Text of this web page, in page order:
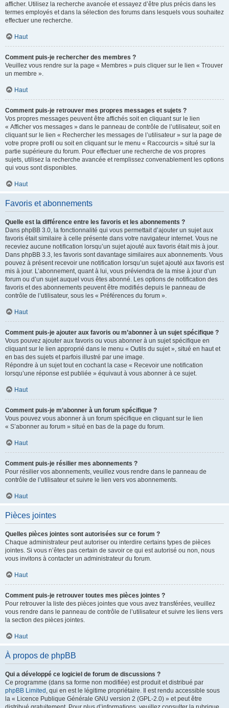
afficher. Utilisez la recherche avancée et essayez d’être plus précis dans les
termes employés et dans la sélection des forums dans lesquels vous souhaitez
effectuer une recherche.
Haut
Comment puis-je rechercher des membres ?
Veuillez vous rendre sur la page « Membres » puis cliquer sur le lien « Trouver
un membre ».
Haut
Comment puis-je retrouver mes propres messages et sujets ?
Vos propres messages peuvent être affichés soit en cliquant sur le lien
« Afficher vos messages » dans le panneau de contrôle de l’utilisateur, soit en
cliquant sur le lien « Rechercher les messages de l’utilisateur » sur la page de
votre propre profil ou soit en cliquant sur le menu « Raccourcis » situé sur la
partie supérieure du forum. Pour effectuer une recherche de vos propres
sujets, utilisez la recherche avancée et remplissez convenablement les options
qui vous sont disponibles.
Haut
Favoris et abonnements
Quelle est la différence entre les favoris et les abonnements ?
Dans phpBB 3.0, la fonctionnalité qui vous permettait d’ajouter un sujet aux
favoris était similaire à celle présente dans votre navigateur internet. Vous ne
receviez aucune notification lorsqu’un sujet ajouté aux favoris était mis à jour.
Dans phpBB 3.3, les favoris sont davantage similaires aux abonnements. Vous
pouvez à présent recevoir une notification lorsqu’un sujet ajouté aux favoris est
mis à jour. L’abonnement, quant à lui, vous préviendra de la mise à jour d’un
forum ou d’un sujet auquel vous êtes abonné. Les options de notification des
favoris et des abonnements peuvent être modifiés depuis le panneau de
contrôle de l’utilisateur, sous les « Préférences du forum ».
Haut
Comment puis-je ajouter aux favoris ou m’abonner à un sujet spécifique ?
Vous pouvez ajouter aux favoris ou vous abonner à un sujet spécifique en
cliquant sur le lien approprié dans le menu « Outils du sujet », situé en haut et
en bas des sujets et parfois illustré par une image.
Répondre à un sujet tout en cochant la case « Recevoir une notification
lorsqu’une réponse est publiée » équivaut à vous abonner à ce sujet.
Haut
Comment puis-je m’abonner à un forum spécifique ?
Vous pouvez vous abonner à un forum spécifique en cliquant sur le lien
« S’abonner au forum » situé en bas de la page du forum.
Haut
Comment puis-je résilier mes abonnements ?
Pour résilier vos abonnements, veuillez vous rendre dans le panneau de
contrôle de l’utilisateur et suivre le lien vers vos abonnements.
Haut
Pièces jointes
Quelles pièces jointes sont autorisées sur ce forum ?
Chaque administrateur peut autoriser ou interdire certains types de pièces
jointes. Si vous n’êtes pas certain de savoir ce qui est autorisé ou non, nous
vous invitons à contacter un administrateur du forum.
Haut
Comment puis-je retrouver toutes mes pièces jointes ?
Pour retrouver la liste des pièces jointes que vous avez transférées, veuillez
vous rendre dans le panneau de contrôle de l’utilisateur et suivre les liens vers
la section des pièces jointes.
Haut
À propos de phpBB
Qui a développé ce logiciel de forum de discussions ?
Ce programme (dans sa forme non modifiée) est produit et distribué par
phpBB Limited , qui en est le légitime propriétaire. Il est rendu accessible sous
la « Licence Publique Générale GNU version 2 (GPL-2.0) » et peut être